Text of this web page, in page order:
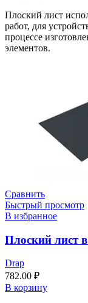
Плоский лист
работ, для
процессе
элементов.
Сравнить
Быстрый просмотр
В избранное
Плоский лист
Drap
782.00 ₽
В корзину